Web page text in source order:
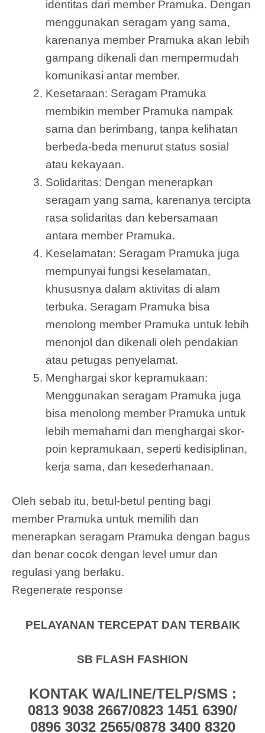
identitas dari member Pramuka. Dengan
menggunakan seragam yang sama,
karenanya member Pramuka akan lebih
gampang dikenali dan mempermudah
komunikasi antar member.
Kesetaraan: Seragam Pramuka
membikin member Pramuka nampak
sama dan berimbang, tanpa kelihatan
berbeda-beda menurut status sosial
atau kekayaan.
Solidaritas: Dengan menerapkan
seragam yang sama, karenanya tercipta
rasa solidaritas dan kebersamaan
antara member Pramuka.
Keselamatan: Seragam Pramuka juga
mempunyai fungsi keselamatan,
khususnya dalam aktivitas di alam
terbuka. Seragam Pramuka bisa
menolong member Pramuka untuk lebih
menonjol dan dikenali oleh pendakian
atau petugas penyelamat.
Menghargai skor kepramukaan:
Menggunakan seragam Pramuka juga
bisa menolong member Pramuka untuk
lebih memahami dan menghargai skor-
poin kepramukaan, seperti kedisiplinan,
kerja sama, dan kesederhanaan.
Oleh sebab itu, betul-betul penting bagi
member Pramuka untuk memilih dan
menerapkan seragam Pramuka dengan bagus
dan benar cocok dengan level umur dan
regulasi yang berlaku.
Regenerate response
PELAYANAN TERCEPAT DAN TERBAIK
SB FLASH FASHION
KONTAK WA/LINE/TELP/SMS :
0813 9038 2667/0823 1451 6390/
0896 3032 2565/0878 3400 8320